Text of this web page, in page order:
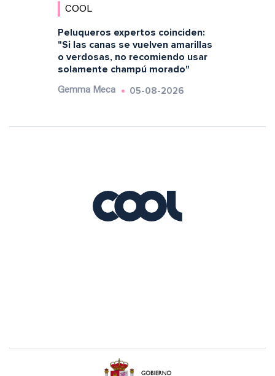
COOL
Peluqueros expertos coinciden:
"Si las canas se vuelven amarillas
o verdosas, no recomiendo usar
solamente champú morado"
Gemma Meca 05-08-2026